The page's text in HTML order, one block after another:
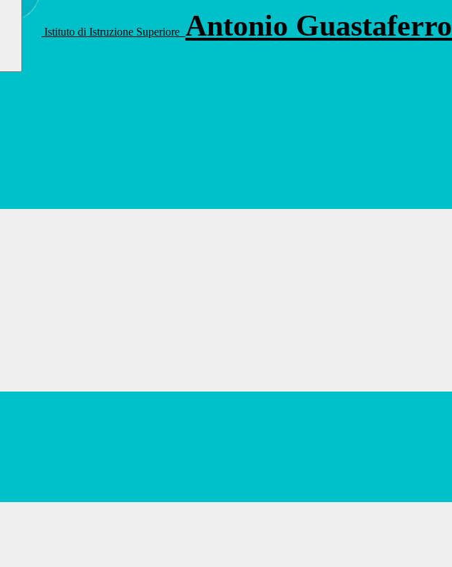
Istituto di Istruzione Superiore Antonio Guastaferro